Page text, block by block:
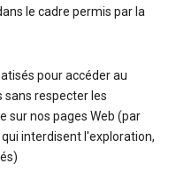
le cadre permis par la
pour accéder au
sans respecter les
sur nos pages Web (par
interdisent l'exploration,